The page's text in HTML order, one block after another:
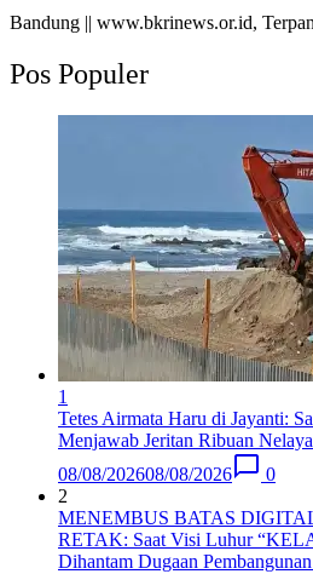
Bandung || www.bkrinews.or.id,
Pos Populer
1
Tetes Airmata Haru di Jayanti:
Menjawab Jeritan Ribuan
08/08/202608/08/2026
0
2
MENEMBUS BATAS
RETAK: Saat Visi Luhur
Dihantam Dugaan